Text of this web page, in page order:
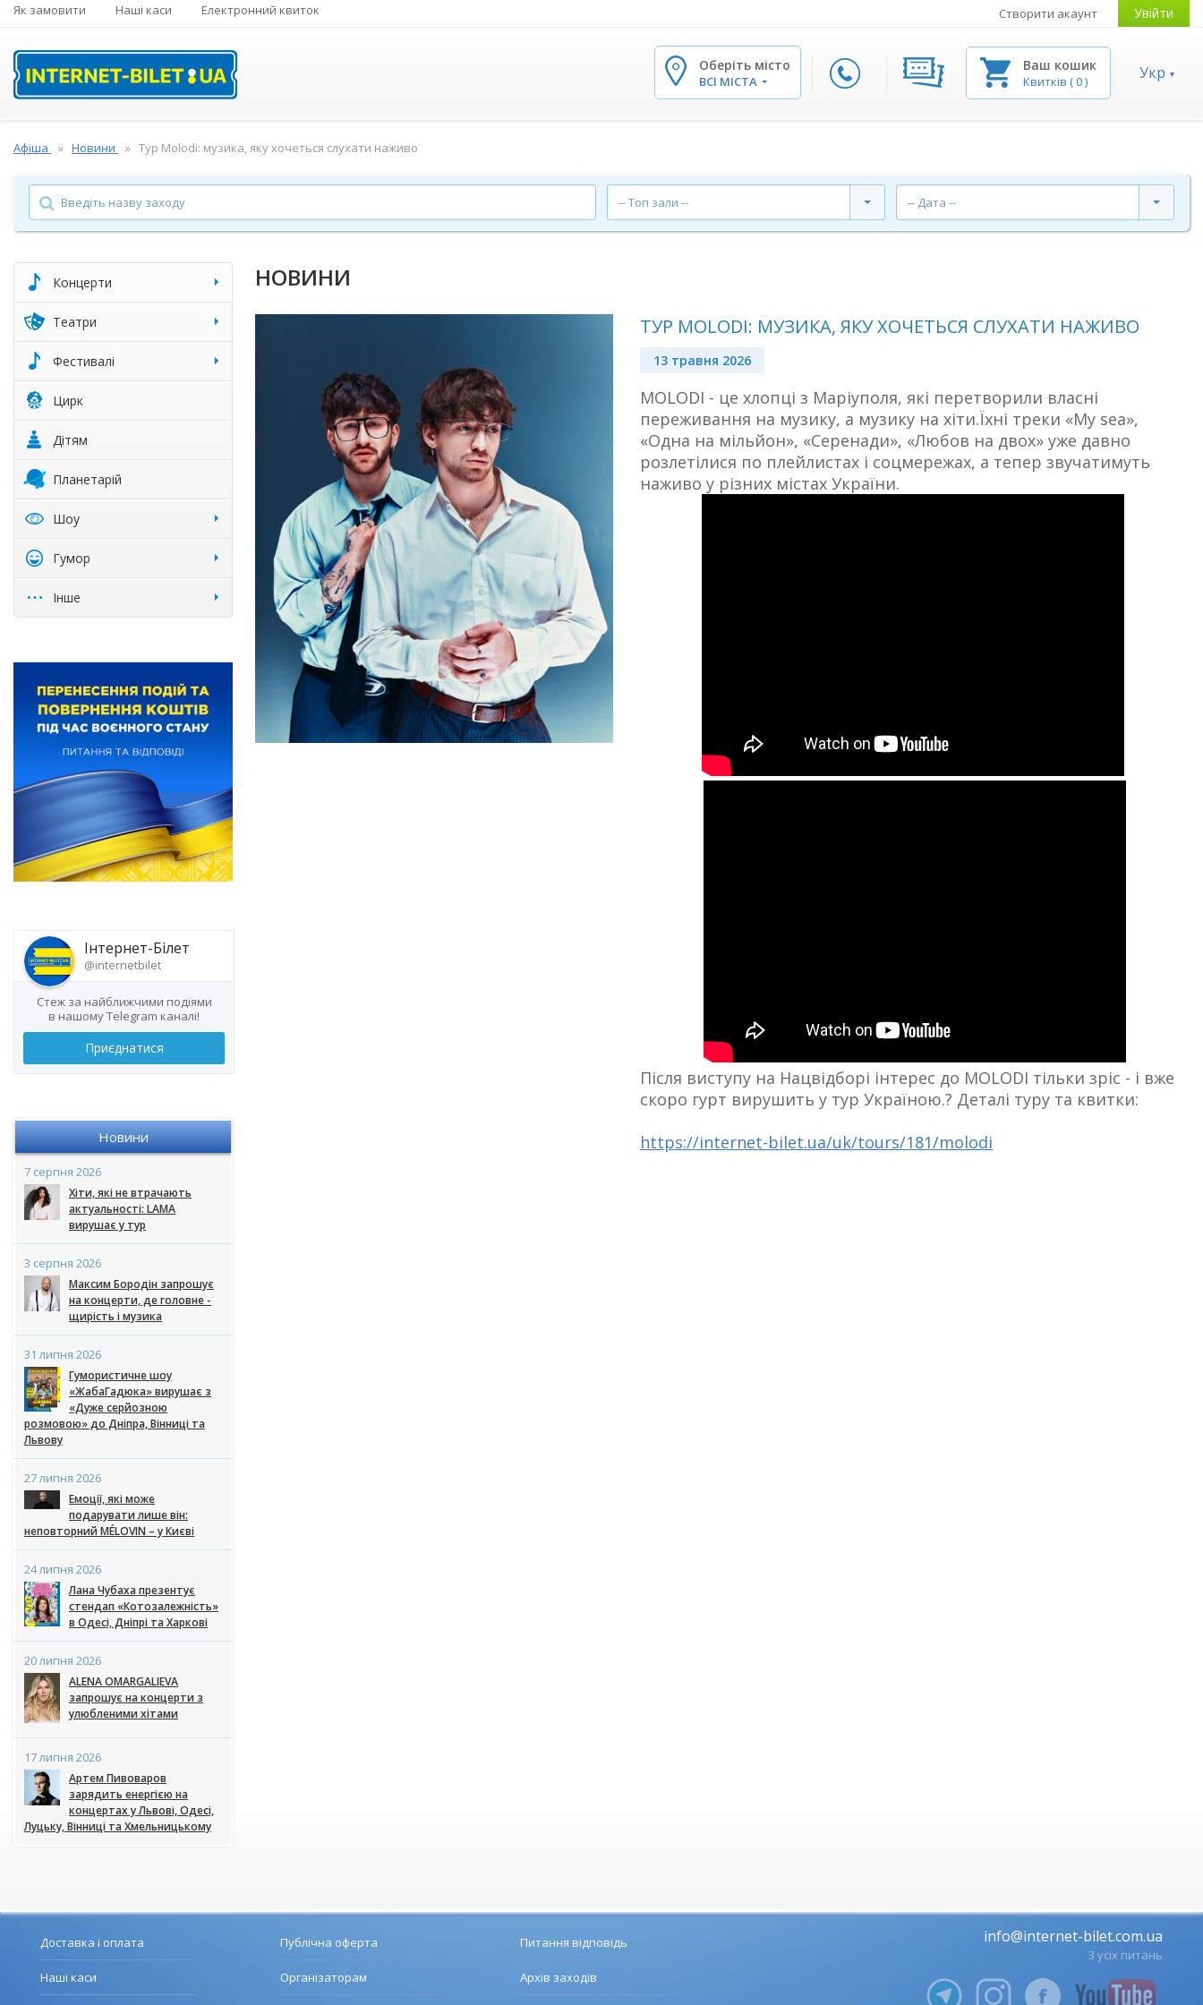
Як замовити Наші каси Електронний квиток Створити акаунт Увійти
Оберіть місто
ВСІ МІСТА
Ваш кошик
Квитків (0) Укр
Афіша Новини Тур Molodi: музика, яку хочеться слухати наживо
-- Топ зали -- -- Дата --
Концерти
Театри
Фестивалі
Цирк
Дітям
Планетарій
Шоу
Гумор
Інше
Інтернет-Білет
@internetbilet
Стеж за найближчими подіями
в нашому Telegram каналі!
Приєднатися
Новини
7 серпня 2026
Хіти, які не втрачають
актуальності: LAMA
вирушає у тур
3 серпня 2026
Максим Бородін запрошує
на концерти, де головне -
щирість і музика
31 липня 2026
Гумористичне шоу
«ЖабаГадюка» вирушає з
«Дуже серйозною
розмовою» до Дніпра, Вінниці та
Львову
27 липня 2026
Емоції, які може
подарувати лише він:
неповторний MÉLOVIN – у Києві
24 липня 2026
Лана Чубаха презентує
стендап «Котозалежність»
в Одесі, Дніпрі та Харкові
20 липня 2026
ALENA OMARGALIEVA
запрошує на концерти з
улюбленими хітами
17 липня 2026
Артем Пивоваров
зарядить енергією на
концертах у Львові, Одесі,
Луцьку, Вінниці та Хмельницькому
НОВИНИ
ТУР MOLODI: МУЗИКА, ЯКУ ХОЧЕТЬСЯ СЛУХАТИ НАЖИВО
13 травня 2026
MOLODI - це хлопці з Маріуполя, які перетворили власні
переживання на музику, а музику на хіти.Їхні треки «My sea»,
«Одна на мільйон», «Серенади», «Любов на двох» уже давно
розлетілися по плейлистах і соцмережах, а тепер звучатимуть
наживо у різних містах України.
Після виступу на Нацвідборі інтерес до MOLODI тільки зріс - і вже
скоро гурт вирушить у тур Україною.? Деталі туру та квитки:
https://internet-bilet.ua/uk/tours/181/molodi
Доставка і оплата
Наші каси
Публічна оферта
Організаторам
Питання відповідь
Архів заходів
info@internet-bilet.com.ua
З усіх питань